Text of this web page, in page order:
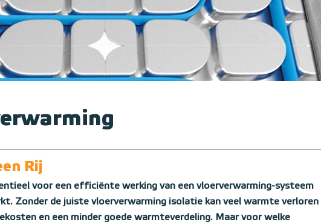
Rij
voor een efficiënte werking van een vloerverwarming-systeem
Zonder de juiste vloerverwarming isolatie kan veel warmte verloren
en een minder goede warmteverdeling. Maar voor welke